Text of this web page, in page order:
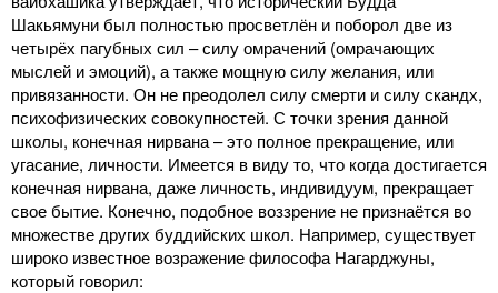
Шакьямуни был полностью просветлён и поборол две из
четырёх пагубных сил – силу омрачений (омрачающих
мыслей и эмоций), а также мощную силу желания, или
привязанности. Он не преодолел силу смерти и силу скандх,
психофизических совокупностей. С точки зрения данной
школы, конечная нирвана – это полное прекращение, или
угасание, личности. Имеется в виду то, что когда достигается
конечная нирвана, даже личность, индивидуум, прекращает
свое бытие. Конечно, подобное воззрение не признаётся во
множестве других буддийских школ. Например, существует
широко известное возражение философа Нагарджуны,
который говорил: